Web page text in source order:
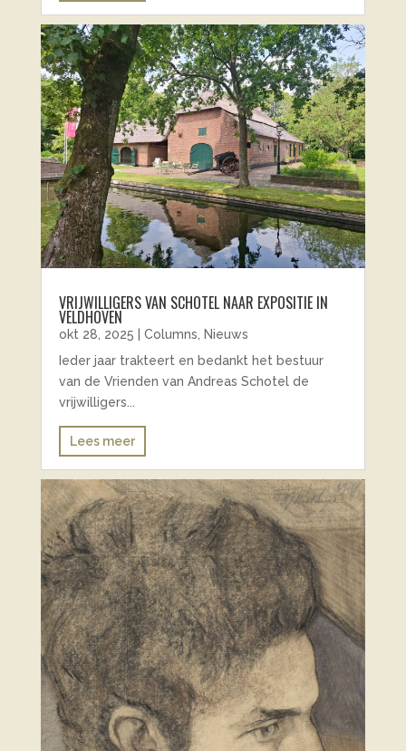
VRIJWILLIGERS VAN SCHOTEL NAAR EXPOSITIE IN
VELDHOVEN
okt 28, 2025 | Columns Nieuws
Ieder jaar trakteert en bedankt het bestuur
van de Vrienden van Andreas Schotel de
vrijwilligers...
Lees meer